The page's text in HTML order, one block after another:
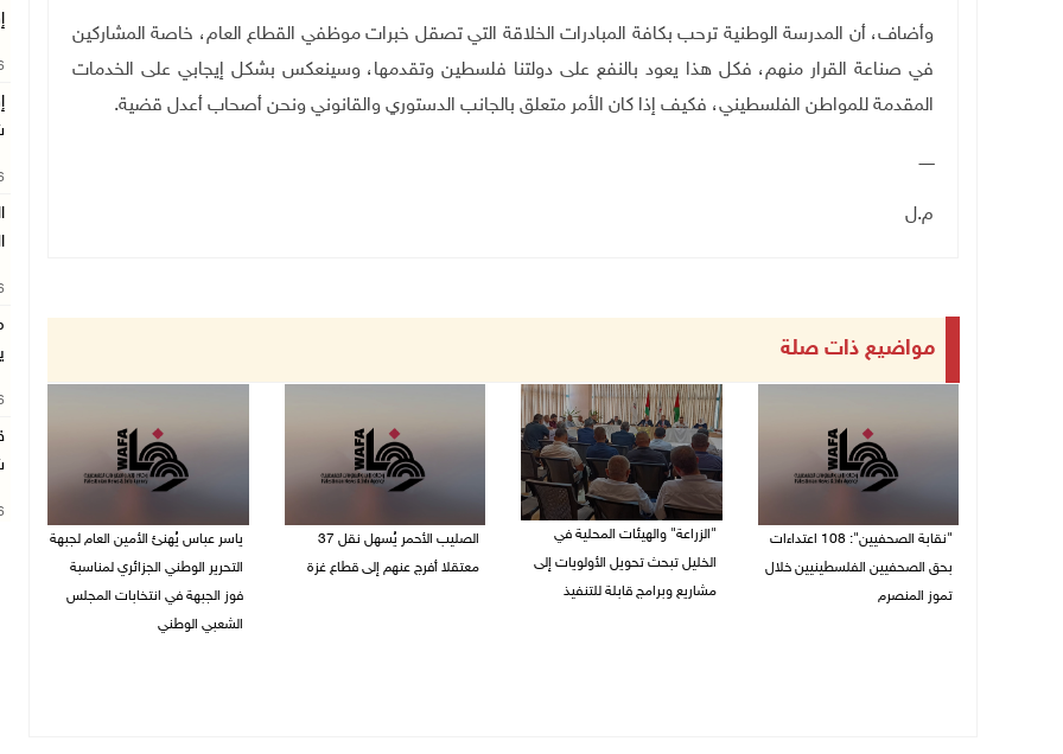
وأضاف، أن المدرسة الوطنية ترحب بكافة المبادرات الخلاقة التي تصقل خبرات موظفي القطاع العام، خاصة المشاركين
في صناعة القرار منهم، فكل هذا يعود بالنفع على دولتنا فلسطين وتقدمها، وسينعكس بشكل إيجابي على الخدمات
المقدمة للمواطن الفلسطيني، فكيف إذا كان الأمر متعلق بالجانب الدستوري والقانوني ونحن أصحاب أعدل قضية.
ــــــ
م.ل
مواضيع ذات صلة
"نقابة الصحفيين": 108 اعتداءات
بحق الصحفيين الفلسطينيين خلال
تموز المنصرم
"الزراعة" والهيئات المحلية في
الخليل تبحث تحويل الأولويات إلى
مشاريع وبرامج قابلة للتنفيذ
الصليب الأحمر يُسهل نقل 37
معتقلا أفرج عنهم إلى قطاع غزة
ياسر عباس يُهنئ الأمين العام لجبهة
التحرير الوطني الجزائري لمناسبة
فوز الجبهة في انتخابات المجلس
الشعبي الوطني